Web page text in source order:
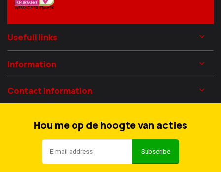
Usefull links
Information
Contact information
Hou me op de hoogte van acties
Subscribe